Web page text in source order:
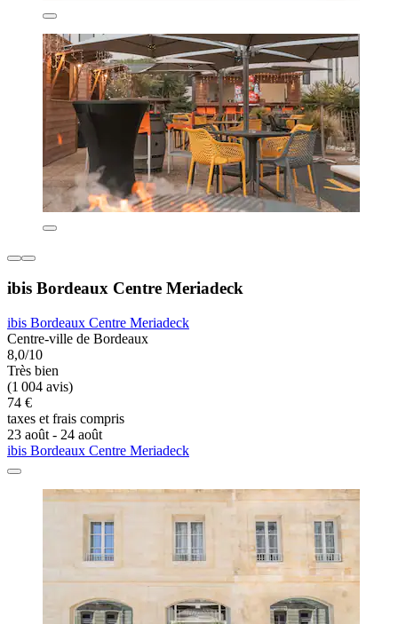
ibis Bordeaux Centre Meriadeck
ibis Bordeaux Centre Meriadeck
Centre-ville de Bordeaux
8,0/10
Très bien
(1 004 avis)
74 €
taxes et frais compris
23 août - 24 août
ibis Bordeaux Centre Meriadeck